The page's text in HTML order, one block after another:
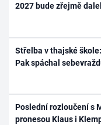
2027 bude zřejmě
Střelba v thajské
Pak spáchal
Poslední rozloučení s
pronesou Klaus i